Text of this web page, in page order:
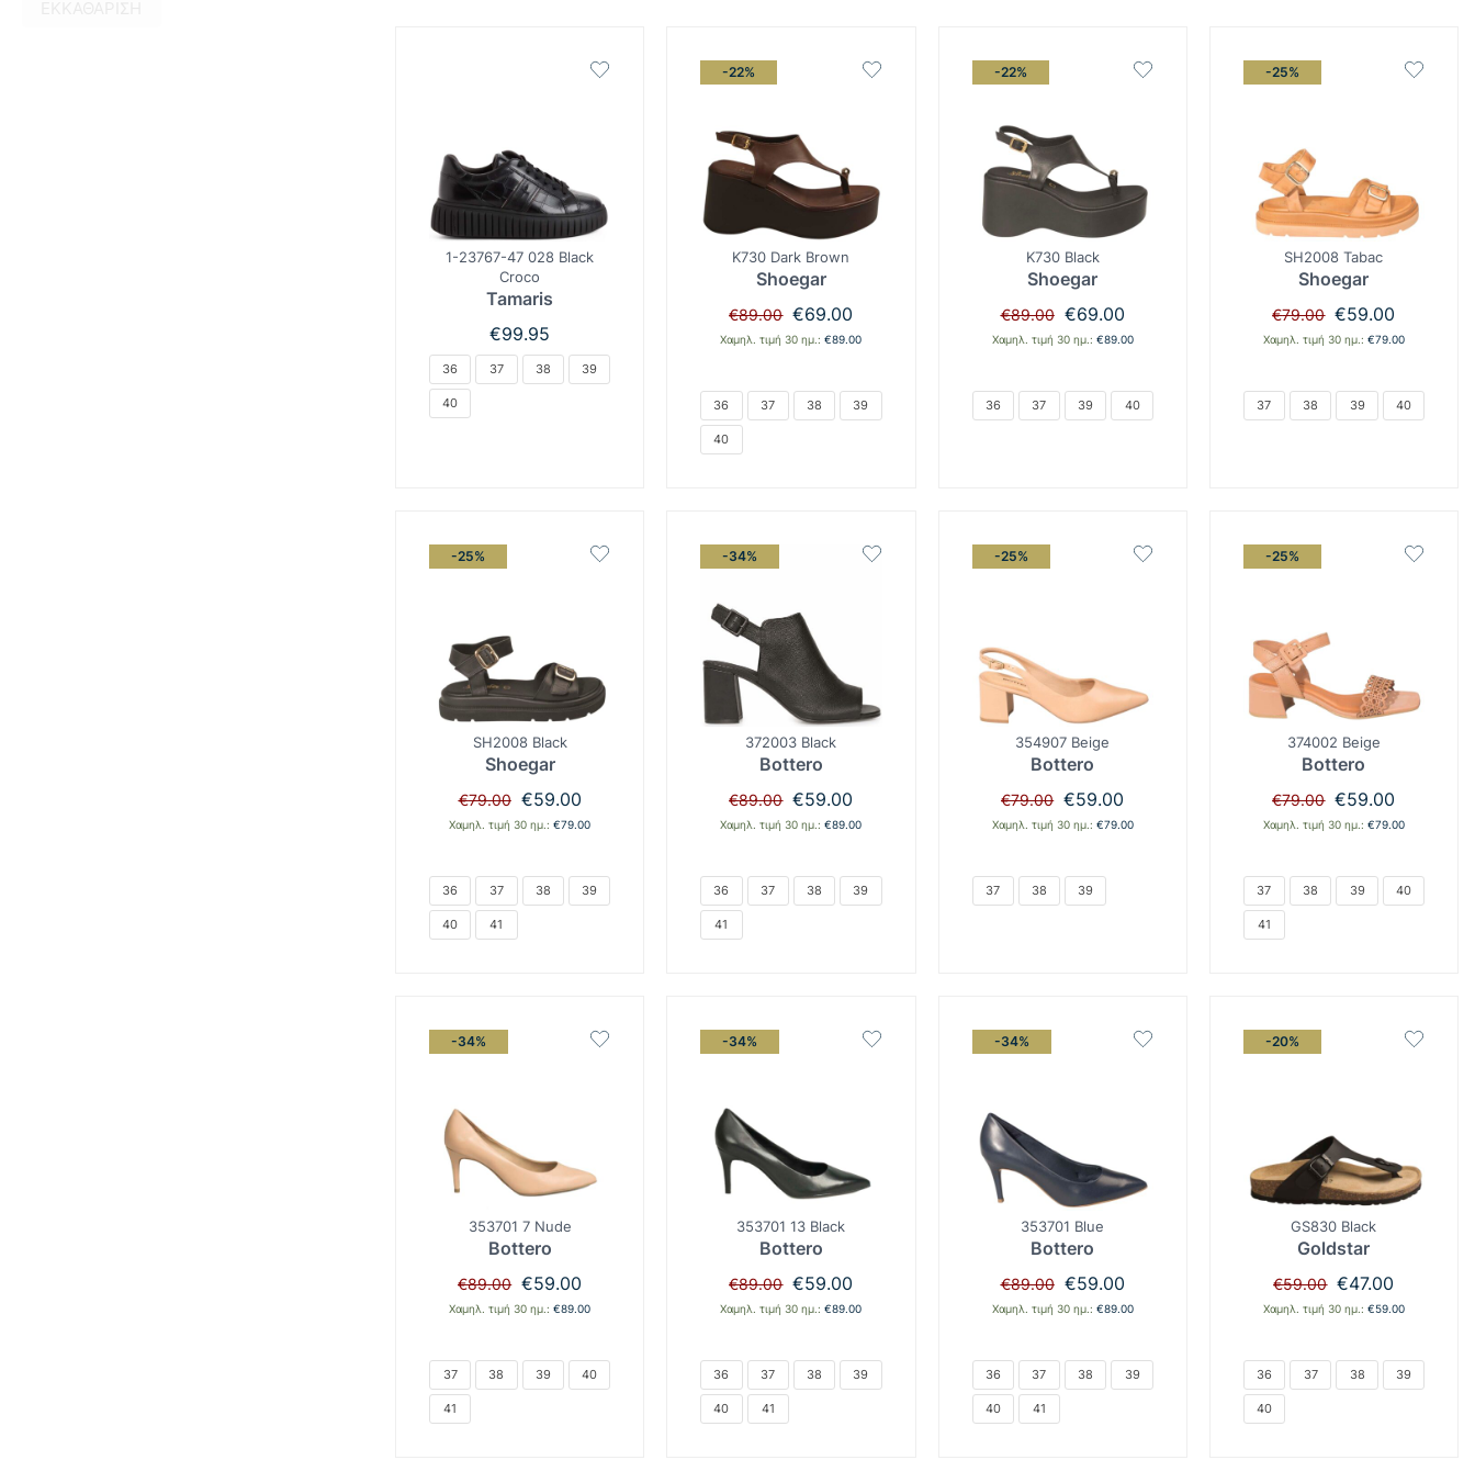
1-23767-47 028 Black
Croco
Tamaris
€99.95
36 37 38 39
40
-22%
K730 Dark Brown
Shoegar
€89.00 Original
price
was:
€69.00
τρέχουσα
€69.00.
Χαμηλ. τιμή 30 ημ.:€89.00
36 37 38 39
40
-22%
K730 Black
Shoegar
€89.00 Original
price
was:
€69.00Η
τρέχουσα
€69.00.
Χαμηλ. τιμή 30 ημ.: €89.00
36 37 39 40
-25%
SH2008 Tabac
Shoegar
€79.00 Original
price
was:
€59.00
τρέχουσα
€59.00.
Χαμηλ. τιμή 30 ημ.: €79.00
37 38 39 40
-25%
SH2008 Black
Shoegar
€79.00 Original
was:
€59.00Η
τιμή
€59.00.
Χαμηλ. τιμή 30 ημ.:€79.00
36 37 38 39
40 41
-34%
372003 Black
Bottero
€89.00 Original
was:
€59.00
€59.00.
Χαμηλ. τιμή 30 ημ.:€89.00
36 37 38 39
41
-25%
354907 Beige
Bottero
€79.00 Original
was:
€59.00
τιμή
Χαμηλ. τιμή 30 ημ.: €79.00
37 38 39
-25%
374002 Beige
Bottero
€79.00 Original
was:
€59.00
τιμή
€59.00.
Χαμηλ. τιμή 30 ημ.: €79.00
37 38 39 40
41
-34%
353701 7 Nude
Bottero
€89.00 Original
was:
€59.00
€59.00.
Χαμηλ. τιμή 30 ημ.:€89.00
37 38 39 40
41
-34%
353701 13 Black
Bottero
€89.00 Original
was:
€59.00
€59.00.
Χαμηλ. τιμή 30 ημ.:€89.00
36 37 38 39
40 41
-34%
353701 Blue
Bottero
€89.00 Original
was:
€59.00Η
€59.00.
Χαμηλ. τιμή 30 ημ.: €89.00
36 37 38 39
40 41
-20%
GS830 Black
Goldstar
€59.00 Original
was:
€47.00
€47.00.
Χαμηλ. τιμή 30 ημ.: €59.00
36 37 38 39
40